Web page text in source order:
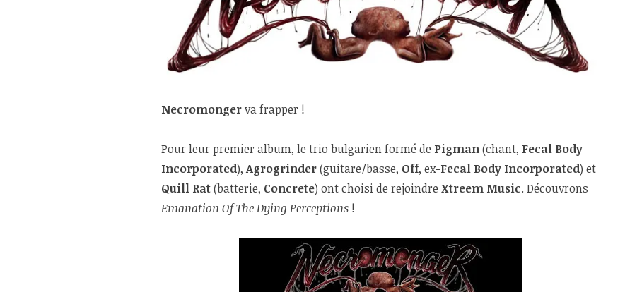
Necromongerva frapper !
Pour leur premier album, le trio bulgarien formé de Pigman(chant, Fecal Body
Incorporated),Agrogrinder(guitare/basse, Off, ex-Fecal Body Incorporated) et
Quill Rat(batterie, Concrete) ont choisi de rejoindre Xtreem Music. Découvrons
Emanation Of The Dying Perceptions !